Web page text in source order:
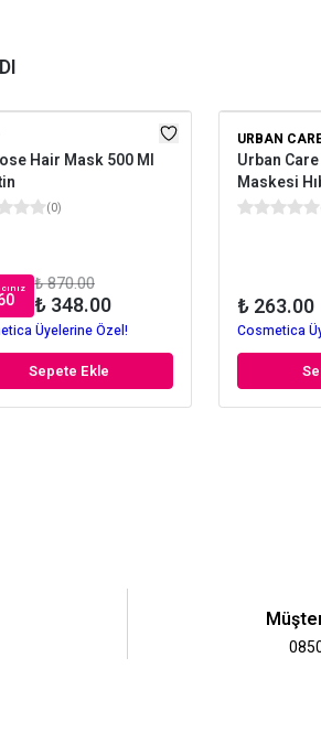
Hair Mask 500 Ml
(0)
₺ 870.00
₺ 348.00
Üyelerine Özel!
Sepete Ekle
URBAN
Urban
Maskesi
₺ 263.00
Cosmetica